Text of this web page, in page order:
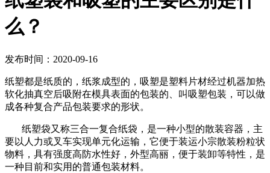
么？
发布时间：2020-09-16
纸塑都是纸质的，纸浆成型的，吸塑是塑料片材经过机器加热
软化抽真空后吸附在模具表面的包装的、叫吸塑包装，可以做
成各种复合产品包装要求的形状。
纸塑袋又称三合一复合纸袋，是一种小型的散装容器，主
要以人力或叉车实现单元化运输，它便于装运小宗散装粉粒状
物料，具有强度高防水性好，外型高丽，便于装卸等特性，是
一种目前和实用的普通包装材料。